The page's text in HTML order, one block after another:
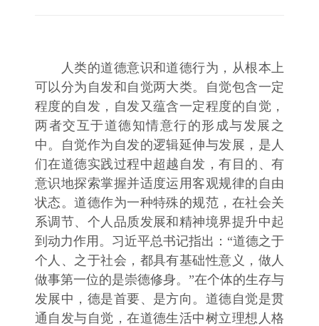
人类的道德意识和道德行为，从根本上
可以分为自发和自觉两大类。自觉包含一定
程度的自发，自发又蕴含一定程度的自觉，
两者交互于道德知情意行的形成与发展之
中。自觉作为自发的逻辑延伸与发展，是人
们在道德实践过程中超越自发，有目的、有
意识地探索掌握并适度运用客观规律的自由
状态。道德作为一种特殊的规范，在社会关
系调节、个人品质发展和精神境界提升中起
到动力作用。习近平总书记指出：“道德之于
个人、之于社会，都具有基础性意义，做人
做事第一位的是崇德修身。”在个体的生存与
发展中，德是首要、是方向。道德自觉是贯
通自发与自觉，在道德生活中树立理想人格